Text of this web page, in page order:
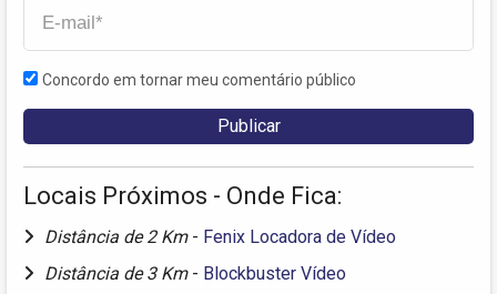
Concordo em tornar meu comentário público
Locais Próximos - Onde Fica:
Distância de 2 Km - Fenix Locadora de Vídeo
Distância de 3 Km - Blockbuster Vídeo